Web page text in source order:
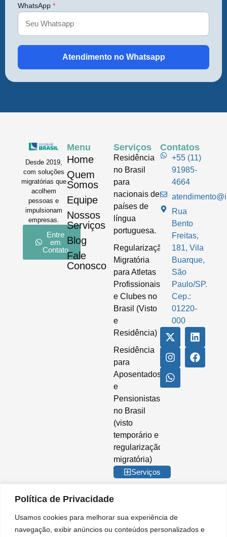
Política de Privacidade
Usamos cookies para melhorar sua experiência de
navegação, exibir anúncios ou conteúdos personalizados e
WhatsApp *
Atendimento no Whatsapp
Desde 2019,
com soluções
migratórias que
acolhem
pessoas e
impulsionam
empresas.
Entre
em
Contato
Menu
Home
Quem
Somos
Equipe
Nossos
Serviços
Blog
Fale
Conosco
Serviços
Residência
no Brasil
para
nacionais de
países de
língua
portuguesa.
Regularização
Migratória
para Atletas
Profissionais
e Clubes no
Brasil (Visto
e
Residência)
Residência
para
Aposentados
e
Pensionistas
no Brasil
(visto
temporário e
regularização
migratória)
Serviços
Contatos
+55 (11)
91985-
4664
Rua
Bento
Freitas,
181, Vila
Buarque,
São
Paulo/SP.
Cep.:
01220-
000
35.842.274/0001-02. IMIGRAR BRASIL® é marca registrada no INPI. A